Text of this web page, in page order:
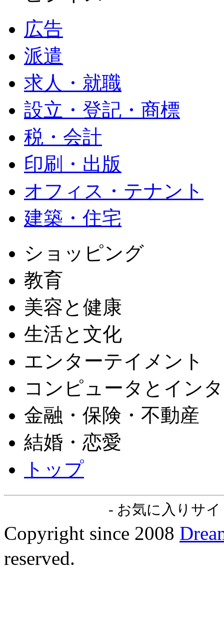
広告
派遣
求人・就職
設立・登記・商標
税・会計
印刷・出版
オフィス・テナント
建築・住宅
ショッピング
教育
美容と健康
生活と文化
エンターテイメント
コンピュータとイン
金融・保険・不動産
結婚・恋愛
トップ
- お気に入りサ
Copyright since 2008
reserved.